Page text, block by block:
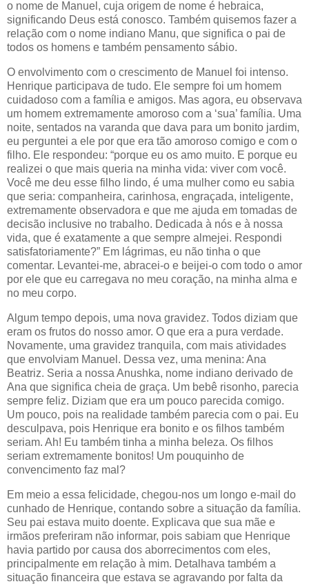
o nome de Manuel, cuja origem de nome é hebraica,
significando Deus está conosco. Também quisemos fazer a
relação com o nome indiano Manu, que significa o pai de
todos os homens e também pensamento sábio.
O envolvimento com o crescimento de Manuel foi intenso.
Henrique participava de tudo. Ele sempre foi um homem
cuidadoso com a família e amigos. Mas agora, eu observava
um homem extremamente amoroso com a ‘sua’ família. Uma
noite, sentados na varanda que dava para um bonito jardim,
eu perguntei a ele por que era tão amoroso comigo e com o
filho. Ele respondeu: “porque eu os amo muito. E porque eu
realizei o que mais queria na minha vida: viver com você.
Você me deu esse filho lindo, é uma mulher como eu sabia
que seria: companheira, carinhosa, engraçada, inteligente,
extremamente observadora e que me ajuda em tomadas de
decisão inclusive no trabalho. Dedicada à nós e à nossa
vida, que é exatamente a que sempre almejei. Respondi
satisfatoriamente?” Em lágrimas, eu não tinha o que
comentar. Levantei-me, abracei-o e beijei-o com todo o amor
por ele que eu carregava no meu coração, na minha alma e
no meu corpo.
Algum tempo depois, uma nova gravidez. Todos diziam que
eram os frutos do nosso amor. O que era a pura verdade.
Novamente, uma gravidez tranquila, com mais atividades
que envolviam Manuel. Dessa vez, uma menina: Ana
Beatriz. Seria a nossa Anushka, nome indiano derivado de
Ana que significa cheia de graça. Um bebê risonho, parecia
sempre feliz. Diziam que era um pouco parecida comigo.
Um pouco, pois na realidade também parecia com o pai. Eu
desculpava, pois Henrique era bonito e os filhos também
seriam. Ah! Eu também tinha a minha beleza. Os filhos
seriam extremamente bonitos! Um pouquinho de
convencimento faz mal?
Em meio a essa felicidade, chegou-nos um longo e-mail do
cunhado de Henrique, contando sobre a situação da família.
Seu pai estava muito doente. Explicava que sua mãe e
irmãos preferiram não informar, pois sabiam que Henrique
havia partido por causa dos aborrecimentos com eles,
principalmente em relação à mim. Detalhava também a
situação financeira que estava se agravando por falta da